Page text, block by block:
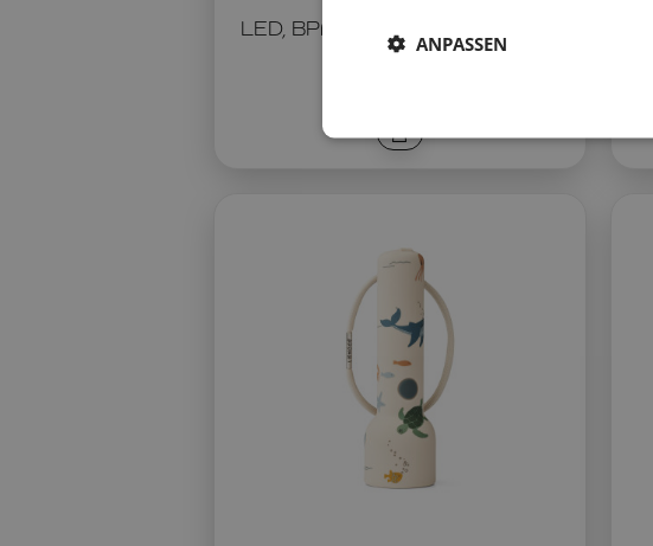
LED, BPA-frei, USB-C-Aufladung
ANPASSEN